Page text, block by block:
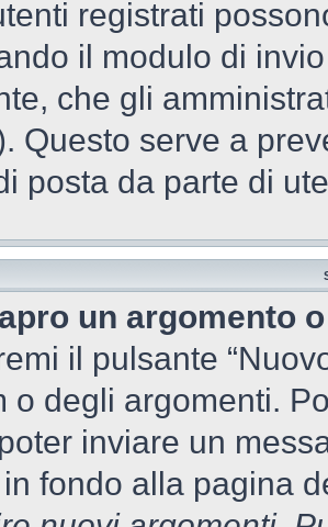
registrati
il modulo di
che gli
Questo serve a
posta da parte di
un argomento
il pulsante
o degli argomenti.
inviare un
fondo alla pagina